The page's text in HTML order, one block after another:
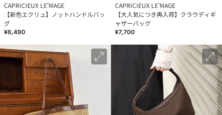
CAPRICIEUX LE'MAGE
【新色エクリュ】ノットハンドルバッ
グ
¥6,490
CAPRICIEUX LE'MAGE
【大人気につき再入荷】クラウディギ
ャザーバッグ
¥7,700